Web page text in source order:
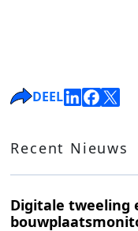
DEEL
Recent Nieuws
Digitale tweeling